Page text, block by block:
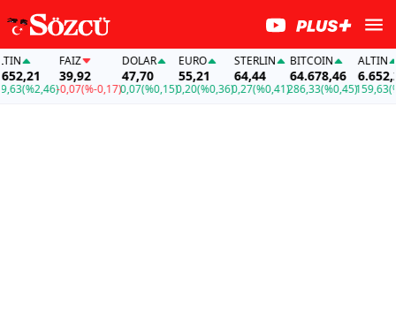
(%2,46)
FAİZ
39,92
-0,07(%-0,17)
DOLAR
47,70
0,07(%0,15)
EURO
55,21
0,20(%0,36)
STERLIN
64,44
0,27(%0,41)
BITCOIN
64.678,46
286,33(%0,45)
ALTIN
6.652,21
159,63